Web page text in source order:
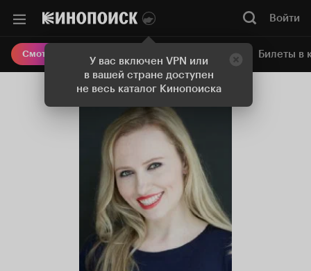
У вас включен VPN или
в вашей стране доступен
не весь каталог Кинопоиска
Войти
Смотреть кино Онлайн-кинотеатр Билеты в